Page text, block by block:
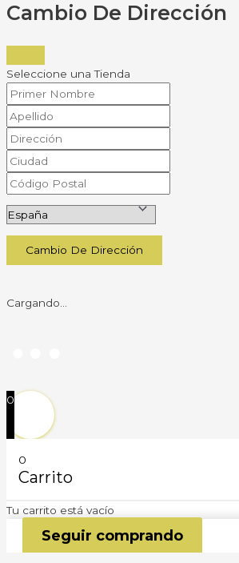
Cambio De Dirección
Seleccione una Tienda
Cambio De Dirección
Cargando...
0
0
Carrito
Tu carrito está vacío
Seguir comprando